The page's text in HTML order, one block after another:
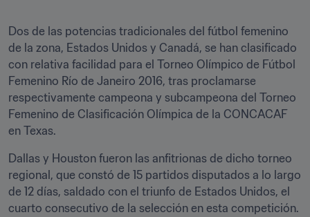
Dos de las potencias tradicionales del fútbol femenino
de la zona, Estados Unidos y Canadá, se han clasificado
con relativa facilidad para el Torneo Olímpico de Fútbol
Femenino Río de Janeiro 2016, tras proclamarse
respectivamente campeona y subcampeona del Torneo
Femenino de Clasificación Olímpica de la CONCACAF
en Texas.
Dallas y Houston fueron las anfitrionas de dicho torneo
regional, que constó de 15 partidos disputados a lo largo
de 12 días, saldado con el triunfo de Estados Unidos, el
cuarto consecutivo de la selección en esta competición.